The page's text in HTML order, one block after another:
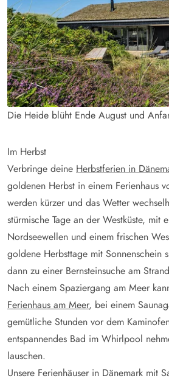
Die Heide blüht Ende August und
Im Herbst
Verbringe deine Herbstferien in
goldenen Herbst in einem Ferienhaus
werden kürzer und das Wetter
stürmische Tage an der Westküste, mit
Nordseewellen und einem frischen
goldene Herbsttage mit Sonnenschein
dann zu einer Bernsteinsuche am
Nach einem Spaziergang am Meer
Ferienhaus am Meer, bei einem
gemütliche Stunden vor dem
entspannendes Bad im Whirlpool
lauschen.
Unsere Ferienhäuser in Dänemark mit